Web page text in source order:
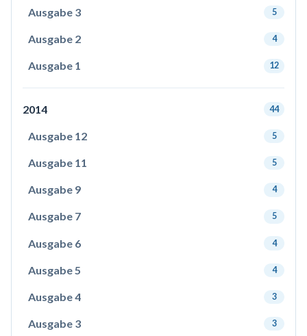
Ausgabe 3 5
Ausgabe 2 4
Ausgabe 1 12
2014 44
Ausgabe 12 5
Ausgabe 11 5
Ausgabe 9 4
Ausgabe 7 5
Ausgabe 6 4
Ausgabe 5 4
Ausgabe 4 3
Ausgabe 3 3